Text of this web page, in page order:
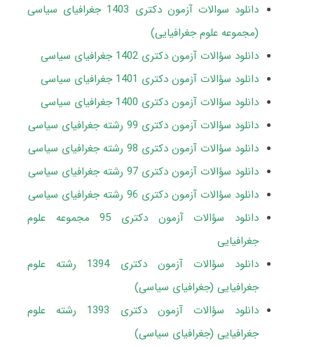
دانلود سوالات آزمون دکتری 1403 جغرافیای سیاسی
(مجموعه علوم جغرافیایی)
دانلود سؤالات آزمون دکتری 1402 جغرافیای سیاسی
دانلود سؤالات آزمون دکتری 1401 جغرافیای سیاسی
دانلود سؤالات آزمون دکتری 1400 جغرافیای سیاسی
دانلود سؤالات آزمون دکتری 99 رشته جغرافیای سیاسی
دانلود سؤالات آزمون دکتری 98 رشته جغرافیای سیاسی
دانلود سؤالات آزمون دکتری 97 رشته جغرافیای سیاسی
دانلود سؤالات آزمون دکتری 96 رشته جغرافیای سیاسی
دانلود سؤالات آزمون دکتری 95 مجموعه علوم
جغرافیایی
دانلود سؤالات آزمون دکتری 1394 رشته علوم
جغرافیایی (جغرافیای سیاسی)
دانلود سؤالات آزمون دکتری 1393 رشته علوم
جغرافیایی (جغرافیای سیاسی)